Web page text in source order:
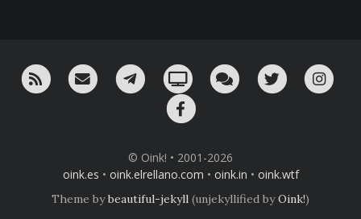
RSS ¡Mándame un email!¡Nuestro canal en Telegram!
Oink! TV Charla con nosotros
Twitter
© Oink! • 2001-2026
oink.es • oink.elrellano.com • oink.in • oink.wtf
Theme bybeautiful-jekyll (unjekyllified byOink!)